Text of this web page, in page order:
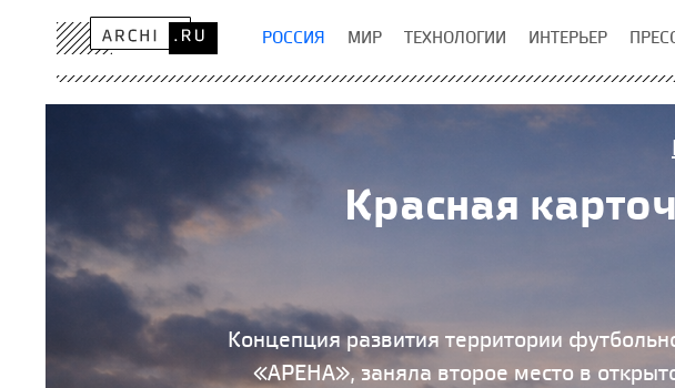
РОССИЯ МИР ТЕХНОЛОГИИ ИНТЕРЬЕР
Красная
Концепция развития территории
«АРЕНА», заняла второе место в